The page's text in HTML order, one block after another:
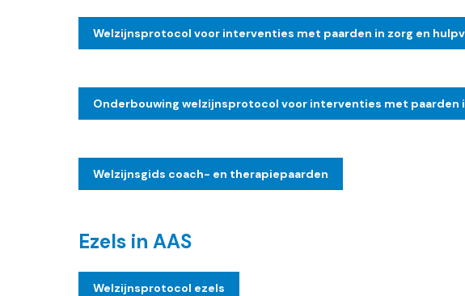
Welzijnsprotocol voor interventies met paarden in zorg en
Onderbouwing welzijnsprotocol voor interventies met paarden
Welzijnsgids coach- en therapiepaarden
Ezels in AAS
Welzijnsprotocol ezels